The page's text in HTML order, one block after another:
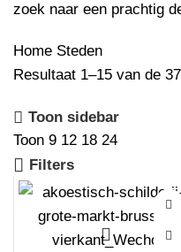
zoek naar een prachtig
Home Steden
Resultaat 1–15 van de
Toon sidebar
Toon 9 12 18 24
Filters